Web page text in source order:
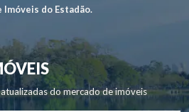
do Estadão.
do mercado de imóveis